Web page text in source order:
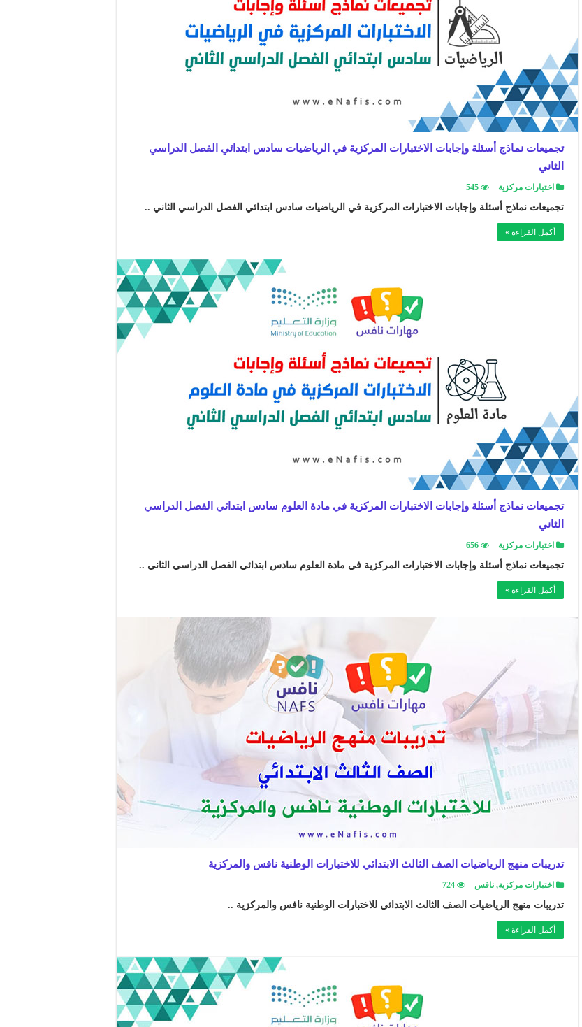
تجميعات نماذج أسئلة وإجابات الاختبارات المركزية في الرياضيات سادس ابتدائي الفصل الدراسي
الثاني
اختبارات مركزية 545
تجميعات نماذج أسئلة وإجابات الاختبارات المركزية في الرياضيات سادس ابتدائي الفصل الدراسي الثاني ..
أكمل القراءة »
تجميعات نماذج أسئلة وإجابات الاختبارات المركزية في مادة العلوم سادس ابتدائي الفصل الدراسي
الثاني
اختبارات مركزية 656
تجميعات نماذج أسئلة وإجابات الاختبارات المركزية في مادة العلوم سادس ابتدائي الفصل الدراسي الثاني ..
أكمل القراءة »
تدريبات منهج الرياضيات الصف الثالث الابتدائي للاختبارات الوطنية نافس والمركزية
اختبارات مركزية, نافس 724
تدريبات منهج الرياضيات الصف الثالث الابتدائي للاختبارات الوطنية نافس والمركزية ..
أكمل القراءة »